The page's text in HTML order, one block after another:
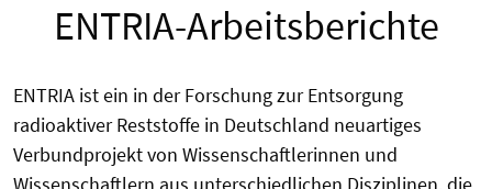
ENTRIA-Arbeitsberichte
ENTRIA ist ein in der Forschung zur Entsorgung
radioaktiver Reststoffe in Deutschland neuartiges
Verbundprojekt von Wissenschaftlerinnen und